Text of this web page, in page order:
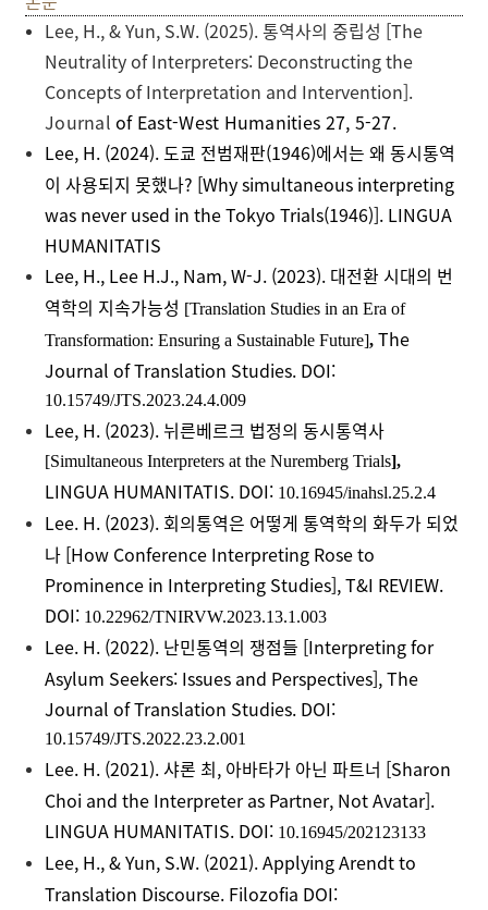
Lee, H., & Yun, S.W. (2025).통역사의 중립성 [The
Neutrality of Interpreters: Deconstructing the
Concepts of Interpretation and Intervention].
Journalof East-West Humanities 27, 5-27.
Lee, H. (2024).도쿄 전범재판(1946)에서는 왜 동시통역
이 사용되지 못했나? [Why simultaneous interpreting
was never used in the Tokyo Trials(1946)]. LINGUA
HUMANITATIS
Lee, H., Lee H.J., Nam, W-J. (2023). 대전환 시대의 번
역학의 지속가능성 [Translation Studies in an Era of
Transformation: Ensuring a Sustainable Future], The
Journal of Translation Studies. DOI:
10.15749/JTS.2023.24.4.009
Lee, H. (2023).뉘른베르크 법정의 동시통역사
[Simultaneous Interpreters at the Nuremberg Trials],
LINGUA HUMANITATIS. DOI: 10.16945/inahsl.25.2.4
Lee. H. (2023). 회의통역은 어떻게 통역학의 화두가 되었
나 [How Conference Interpreting Rose to
Prominence in Interpreting Studies],T&I REVIEW.
DOI: 10.22962/TNIRVW.2023.13.1.003
Lee. H. (2022). 난민통역의 쟁점들 [Interpreting for
Asylum Seekers: Issues and Perspectives],The
Journal of Translation Studies. DOI:
10.15749/JTS.2022.23.2.001
Lee. H. (2021).샤론 최, 아바타가 아닌 파트너 [Sharon
Choi and the Interpreter as Partner, Not Avatar].
LINGUA HUMANITATIS. DOI: 10.16945/202123133
Lee, H., & Yun, S.W. (2021).ApplyingArendt to
Translation Discourse. Filozofia DOI: